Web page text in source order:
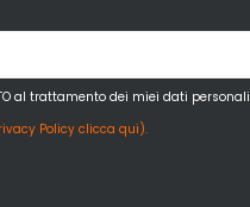
al trattamento dei miei dati personali
Policy clicca qui).